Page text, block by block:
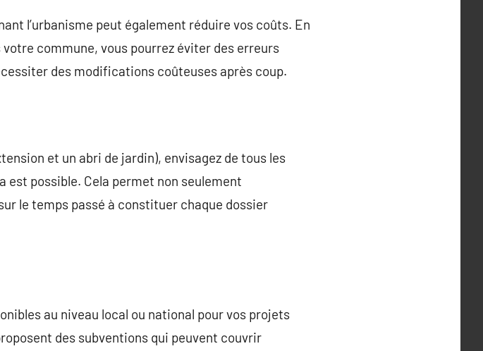
l’urbanisme peut également réduire vos coûts. En
commune, vous pourrez éviter des erreurs
des modifications coûteuses après coup.
et un abri de jardin), envisagez de tous les
est possible. Cela permet non seulement
le temps passé à constituer chaque dossier
au niveau local ou national pour vos projets
des subventions qui peuvent couvrir